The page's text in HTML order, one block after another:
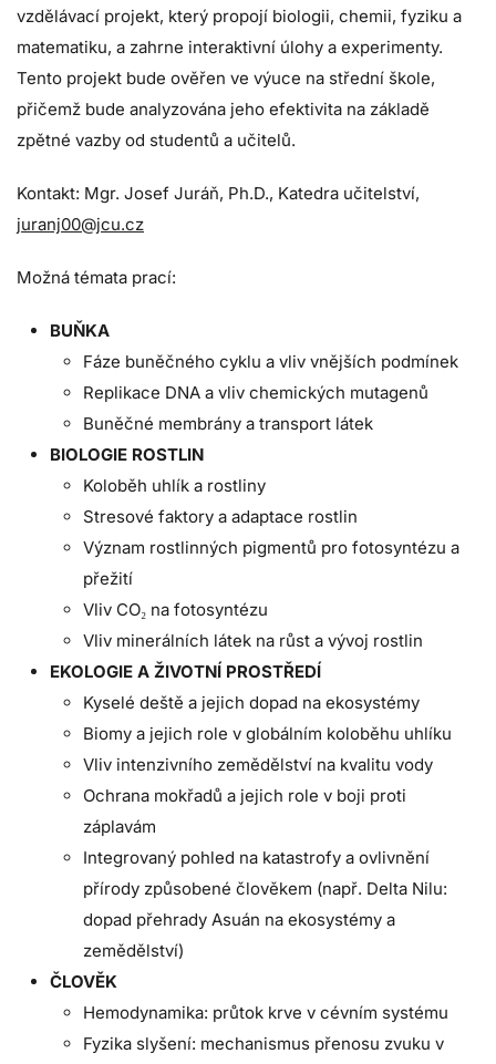
vzdělávací projekt, který propojí biologii, chemii, fyziku a
matematiku, a zahrne interaktivní úlohy a experimenty.
Tento projekt bude ověřen ve výuce na střední škole,
přičemž bude analyzována jeho efektivita na základě
zpětné vazby od studentů a učitelů.
Kontakt: Mgr. Josef Juráň, Ph.D., Katedra učitelství,
juranj00@jcu.cz
Možná témata prací:
BUŇKA
Fáze buněčného cyklu a vliv vnějších podmínek
Replikace DNA a vliv chemických mutagenů
Buněčné membrány a transport látek
BIOLOGIE ROSTLIN
Koloběh uhlík a rostliny
Stresové faktory a adaptace rostlin
Význam rostlinných pigmentů pro fotosyntézu a
přežití
Vliv CO₂ na fotosyntézu
Vliv minerálních látek na růst a vývoj rostlin
EKOLOGIE A ŽIVOTNÍ PROSTŘEDÍ
Kyselé deště a jejich dopad na ekosystémy
Biomy a jejich role v globálním koloběhu uhlíku
Vliv intenzivního zemědělství na kvalitu vody
Ochrana mokřadů a jejich role v boji proti
záplavám
Integrovaný pohled na katastrofy a ovlivnění
přírody způsobené člověkem (např. Delta Nilu:
dopad přehrady Asuán na ekosystémy a
zemědělství)
ČLOVĚK
Hemodynamika: průtok krve v cévním systému
Fyzika slyšení: mechanismus přenosu zvuku v